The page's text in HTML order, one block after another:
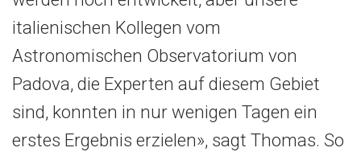
italienischen Kollegen vom
Astronomischen Observatorium von
Padova, die Experten auf diesem Gebiet
sind, konnten in nur wenigen Tagen ein
erstes Ergebnis erzielen», sagt Thomas. So